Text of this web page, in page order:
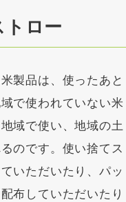
トロー
製品は、使ったあと
で使われていない米
域で使い、地域の土
のです。使い捨てス
いただいたり、パッ
布していただいたり